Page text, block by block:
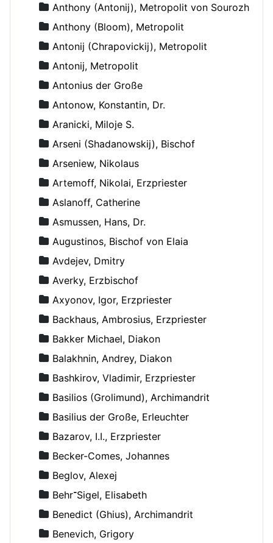
Anthony (Antonij), Metropolit von Sourozh
Anthony (Bloom), Metropolit
Antonij (Chrapovickij), Metropolit
Antonij, Metropolit
Antonius der Große
Antonow, Konstantin, Dr.
Aranicki, Miloje S.
Arseni (Shadanowskij), Bischof
Arseniew, Nikolaus
Artemoff, Nikolai, Erzpriester
Aslanoff, Catherine
Asmussen, Hans, Dr.
Augustinos, Bischof von Elaia
Avdejev, Dmitry
Averky, Erzbischof
Axyonov, Igor, Erzpriester
Backhaus, Ambrosius, Erzpriester
Bakker Michael, Diakon
Balakhnin, Andrey, Diakon
Bashkirov, Vladimir, Erzpriester
Basilios (Grolimund), Archimandrit
Basilius der Große, Erleuchter
Bazarov, I.I., Erzpriester
Becker-Comes, Johannes
Beglov, Alexej
Behr־Sigel, Elisabeth
Benedict (Ghius), Archimandrit
Benevich, Grigory